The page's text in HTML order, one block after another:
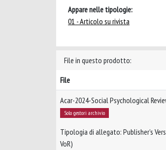
Appare nelle tipologie:
01 - Articolo su rivista
File in questo prodotto:
File
Acar-2024-Social Psychological
Solo gestori archivio
Tipologia di allegato: Publisher’s
VoR)